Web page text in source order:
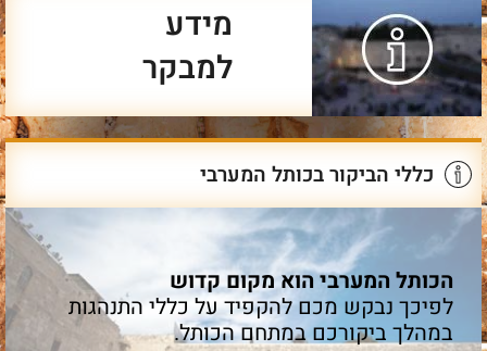
מידע
למבקר
כללי הביקור בכותל המערבי
הכותל המערבי הוא מקום קדוש
לפיכך נבקש מכם להקפיד על כללי התנהגות
במהלך ביקורכם במתחם הכותל.